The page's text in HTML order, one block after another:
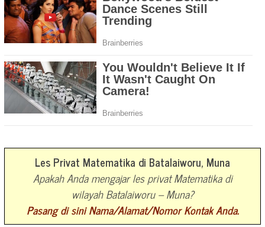
Les Privat Matematika di Batalaiworu, Muna
Apakah Anda mengajar les privat Matematika di
wilayah Batalaiworu – Muna?
Pasang di sini Nama/Alamat/Nomor Kontak Anda.